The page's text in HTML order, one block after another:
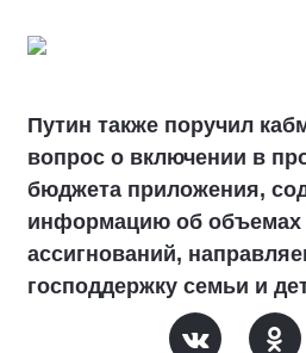
Путин также поручил
вопрос о включении в
бюджета приложения,
информацию об
ассигнований,
господдержку семьи и